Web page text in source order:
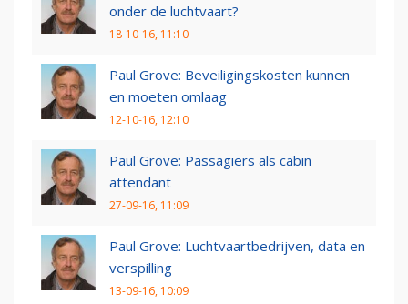
onder de luchtvaart?
18-10-16, 11:10
Paul Grove: Beveiligingskosten kunnen
en moeten omlaag
12-10-16, 12:10
Paul Grove: Passagiers als cabin
attendant
27-09-16, 11:09
Paul Grove: Luchtvaartbedrijven, data en
verspilling
13-09-16, 10:09